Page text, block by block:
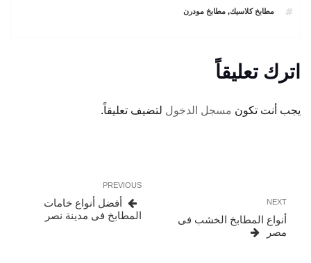
TAGS
مطابخ كلاسيك,مطابخ مودرن
اترك تعليقاً
يجب أنت تكون مسجل الدخول لتضيف تعليقاً.
المقالات
Previous
Post
PREVIOUS
أفضل أنواع خامات
المطابخ فى مدينة نصر
Next
Post
NEXT
أنواع المطابخ الخشب فى
مصر